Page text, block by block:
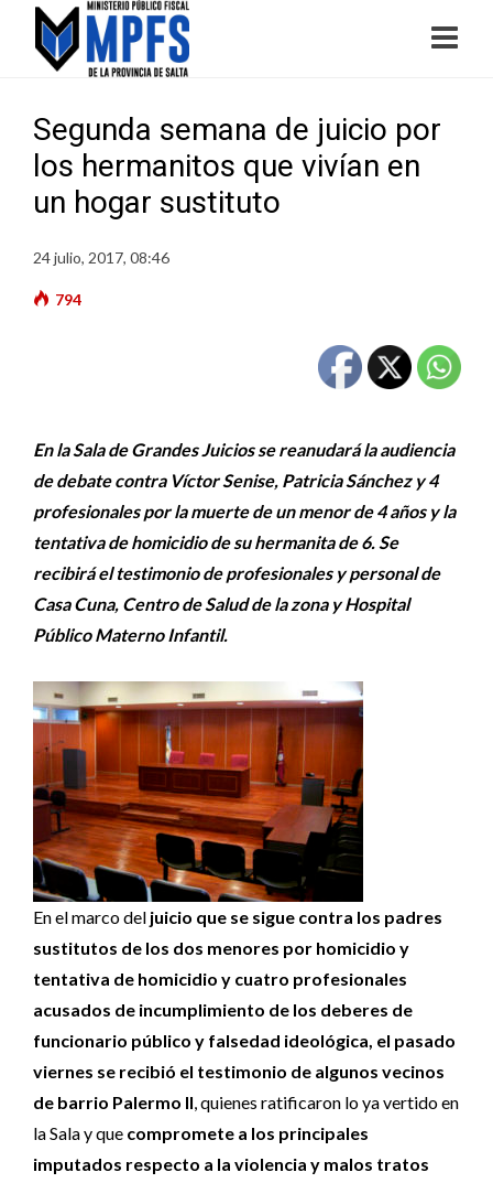
Segunda semana de juicio por
los hermanitos que vivían en
un hogar sustituto
24 julio, 2017, 08:46
794
En la Sala de Grandes Juicios se reanudará la audiencia
de debate contra Víctor Senise, Patricia Sánchez y 4
profesionales por la muerte de un menor de 4 años y la
tentativa de homicidio de su hermanita de 6. Se
recibirá el testimonio de profesionales y personal de
Casa Cuna, Centro de Salud de la zona y Hospital
Público Materno Infantil.
En el marco del juicio que se sigue contra los padres
sustitutos de los dos menores por homicidio y
tentativa de homicidio y cuatro profesionales
acusados de incumplimiento de los deberes de
funcionario público y falsedad ideológica, el pasado
viernes se recibió el testimonio de algunos vecinos
de barrio Palermo II, quienes ratificaron lo ya vertido en
la Sala y que compromete a los principales
imputados respecto a la violencia y malos tratos